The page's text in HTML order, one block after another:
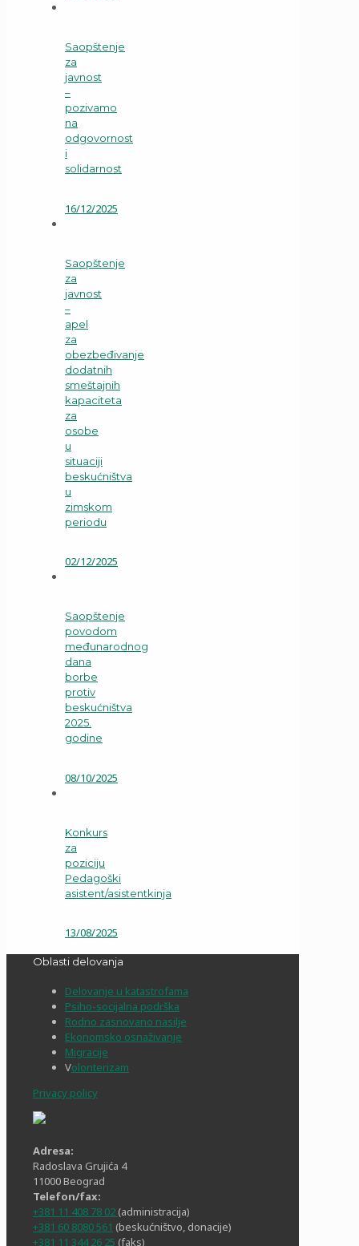
Saopštenje
za
javnost
–
pozivamo
na
odgovornost
i
solidarnost
16/12/2025
Saopštenje
za
javnost
–
apel
za
obezbeđivanje
dodatnih
smeštajnih
kapaciteta
za
osobe
u
situaciji
beskućništva
u
zimskom
periodu
02/12/2025
Saopštenje
povodom
međunarodnog
dana
borbe
protiv
beskućništva
2025.
godine
08/10/2025
Konkurs
za
poziciju
Pedagoški
asistent/asistentkinja
13/08/2025
Oblasti delovanja
Delovanje u katastrofama
Psiho-socijalna podrška
Rodno zasnovano nasilje
Ekonomsko osnaživanje
Migracije
Volonterizam
Privacy policy
Adresa:
Radoslava Grujića 4
11000 Beograd
Telefon/fax:
+381 11 408 78 02 (administracija)
+381 60 8080 561 (beskućništvo, donacije)
+381 11 344 26 25 (faks)